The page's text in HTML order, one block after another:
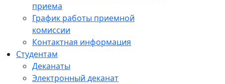
приема
График работы приемной
комиссии
Контактная информация
Студентам
Деканаты
Электронный деканат